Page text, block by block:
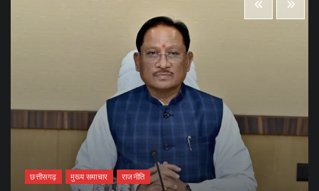
छत्तीसगढ़ मुख्य समाचार राजनीति